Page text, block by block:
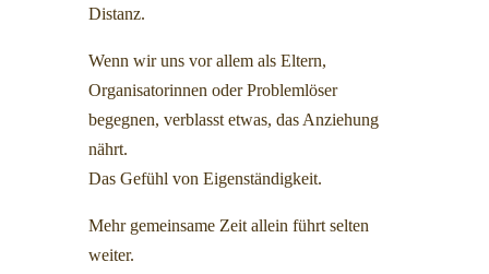
Distanz.
Wenn wir uns vor allem als Eltern,
Organisatorinnen oder Problemlöser
begegnen, verblasst etwas, das Anziehung
nährt.
Das Gefühl von Eigenständigkeit.
Mehr gemeinsame Zeit allein führt selten
weiter.